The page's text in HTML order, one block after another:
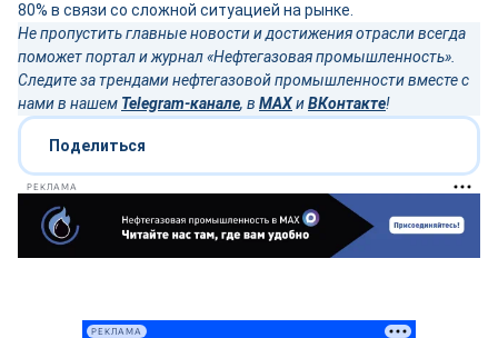
80% в связи со сложной ситуацией на рынке.
Не пропустить главные новости и достижения отрасли всегда
поможет портал и журнал «Нефтегазовая промышленность».
Следите за трендами нефтегазовой промышленности вместе с
нами в нашем Telegram-канале, в MAXиВКонтакте!
Поделиться
РЕКЛАМА
РЕКЛАМА